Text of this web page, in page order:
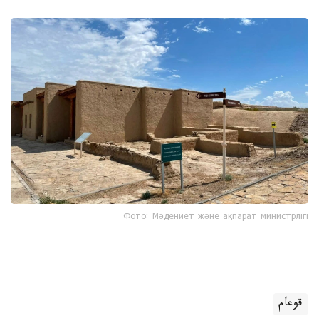
Фото: Мәдениет және ақпарат министрлігі
قوعام